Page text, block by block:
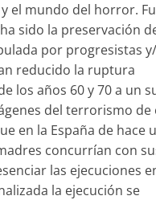
el mundo del horror.
sido la preservación
por progresistas
reducido la ruptura
los años 60 y 70 a un
del terrorismo de
en la España de hace
concurrían con
las ejecuciones
la ejecución se